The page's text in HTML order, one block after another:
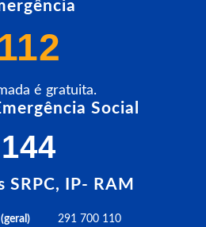
112
é gratuita.
Social
144
SRPC, IP- RAM
291 700 110